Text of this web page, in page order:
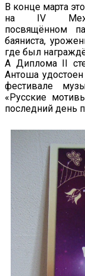
В конце марта
на IV
посвящённом
баяниста,
где был
А Диплома II
Антоша
фестивале
«Русские
последний день